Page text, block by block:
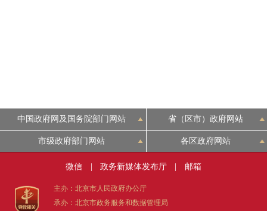
中国政府网及国务院部门网站 省（区市）政府网站
市级政府部门网站 各区政府网站
微信 政务新媒体发布厅 邮箱
主办：北京市人民政府办公厅
承办：北京市政务服务和数据管理局